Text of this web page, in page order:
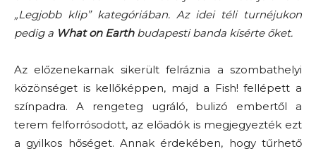
„Legjobb klip” kategóriában. Az idei téli turnéjukon
pedig a What on Earthbudapesti banda kísérte őket.
Az előzenekarnak sikerült felráznia a szombathelyi
közönséget is kellőképpen, majd a Fish! fellépett a
színpadra. A rengeteg ugráló, bulizó embertől a
terem felforrósodott, az előadók is megjegyezték ezt
a gyilkos hőséget. Annak érdekében, hogy tűrhető